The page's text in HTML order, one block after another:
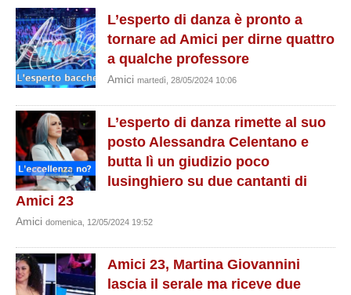
L’esperto di danza è pronto a
tornare ad Amici per dirne quattro
a qualche professore
Amici martedì, 28/05/2024 10:06
L’esperto di danza rimette al suo
posto Alessandra Celentano e
butta lì un giudizio poco
lusinghiero su due cantanti di
Amici 23
Amici domenica, 12/05/2024 19:52
Amici 23, Martina Giovannini
lascia il serale ma riceve due